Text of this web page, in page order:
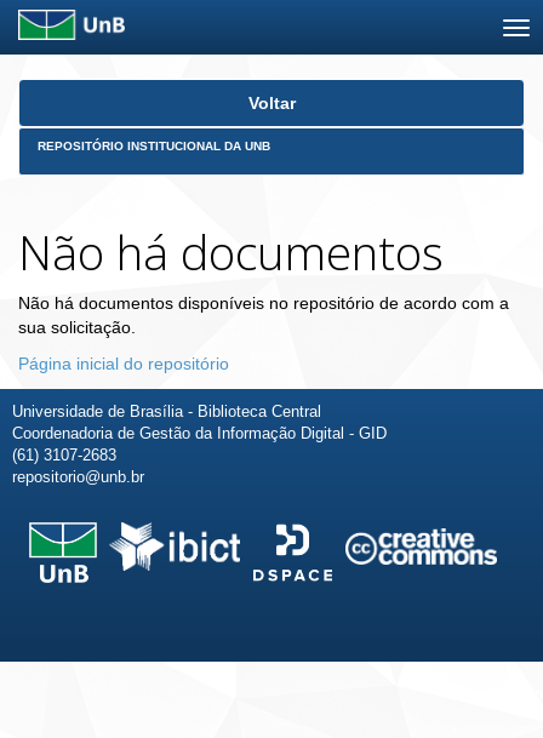
Skip
Voltar
REPOSITÓRIO INSTITUCIONAL DA UNB
Não há documentos
Não há documentos disponíveis no repositório de acordo com a
sua solicitação.
Página inicial do repositório
Universidade de Brasília - Biblioteca Central
Coordenadoria de Gestão da Informação Digital - GID
(61) 3107-2683
repositorio@unb.br